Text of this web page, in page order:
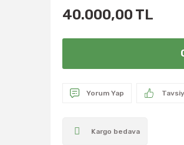
40.000,00 TL
Yorum Yap
Kargo bedava